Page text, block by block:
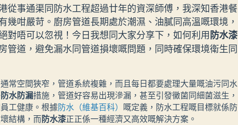
從事通渠同防水工程超過廿年的資深師傅，我深知香港餐
幾咁嚴苛。廚房管道長期處於潮濕、油膩同高溫嘅環境，
對唔可以忽視！今日我想同大家分享下，如何利用防水漆
管道，避免漏水同管道損壞嘅問題，同時確保環境衛生同
常空間狹窄，管道系統複雜，而且每日都要處理大量嘅油污同水
防水防漏措施，管道好容易出現滲漏，甚至引發黴菌同細菌滋生，
工健康。根據防水（維基百科） 嘅定義，防水工程嘅目標就係防
結構，而防水漆正正係一種經濟又高效嘅解決方案。